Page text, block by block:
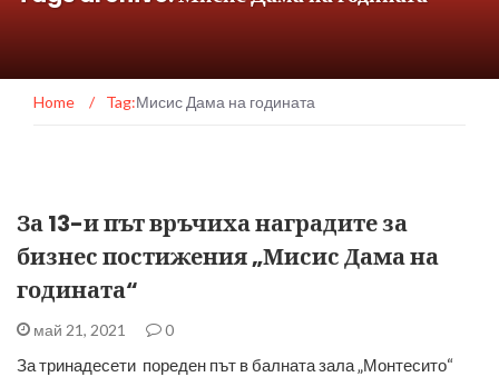
Home / Tag:Мисис Дама на годината
За 13-и път връчиха наградите за
бизнес постижения „Мисис Дама на
годината“
май 21, 2021 0
За тринадесети пореден път в балната зала „Монтесито“